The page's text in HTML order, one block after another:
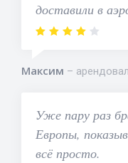
доставили в
Максим
Уже пару раз
Европы,
всё просто.